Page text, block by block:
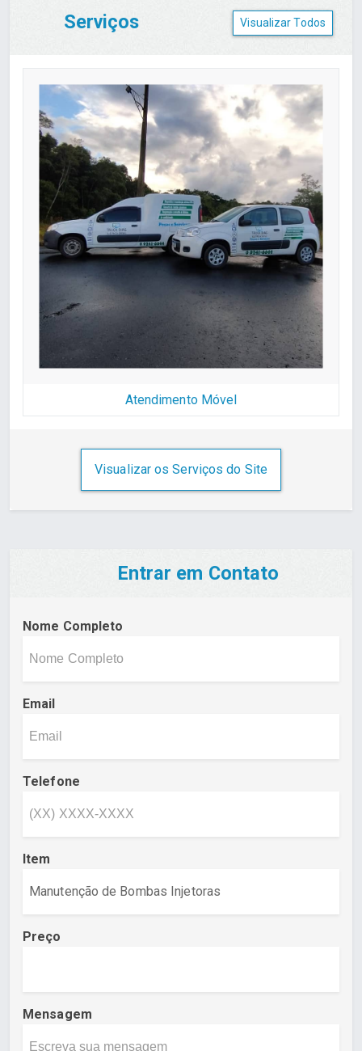
Serviços Visualizar Todos
Atendimento Móvel
Visualizar os Serviços do Site
Entrar em Contato
Nome Completo
Email
Telefone
Item
Preço
Mensagem